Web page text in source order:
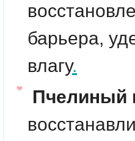
барьера,
влагу.
Пчелиный